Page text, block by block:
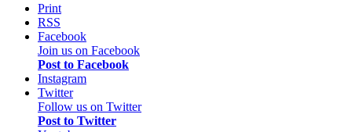
Print
RSS
Facebook
Join us on Facebook
Post to Facebook
Instagram
Twitter
Follow us on Twitter
Post to Twitter